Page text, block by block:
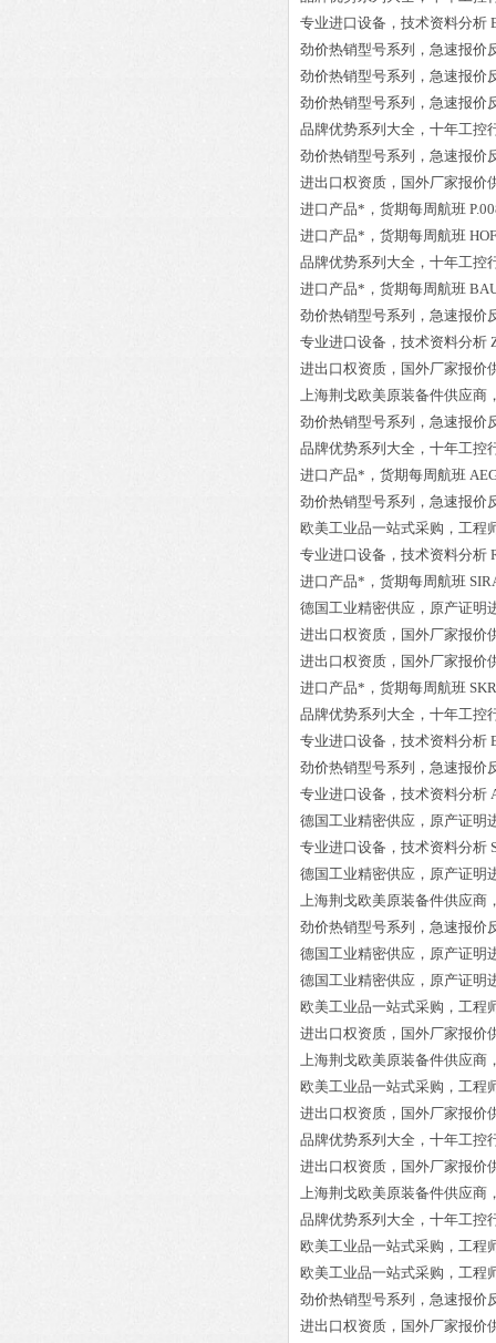
专业进口设备，技术资料分析
劲价热销型号系列，急速报价
劲价热销型号系列，急速报价
劲价热销型号系列，急速报价
品牌优势系列大全，十年工控
劲价热销型号系列，急速报价
进出口权资质，国外厂家报价
进口产品*，货期每周航班
进口产品*，货期每周航班
品牌优势系列大全，十年工控
进口产品*，货期每周航班
劲价热销型号系列，急速报价
专业进口设备，技术资料分析
进出口权资质，国外厂家报价
上海荆戈欧美原装备件供应商
劲价热销型号系列，急速报价
品牌优势系列大全，十年工控
进口产品*，货期每周航班
劲价热销型号系列，急速报价
欧美工业品一站式采购，工程
专业进口设备，技术资料分析
进口产品*，货期每周航班
德国工业精密供应，原产证明
进出口权资质，国外厂家报价
进出口权资质，国外厂家报价
进口产品*，货期每周航班
品牌优势系列大全，十年工控
专业进口设备，技术资料分析
劲价热销型号系列，急速报价
专业进口设备，技术资料分析
德国工业精密供应，原产证明
专业进口设备，技术资料分析
德国工业精密供应，原产证明
上海荆戈欧美原装备件供应商
劲价热销型号系列，急速报价
德国工业精密供应，原产证明
德国工业精密供应，原产证明
欧美工业品一站式采购，工程
进出口权资质，国外厂家报价
上海荆戈欧美原装备件供应商
欧美工业品一站式采购，工程
进出口权资质，国外厂家报价
品牌优势系列大全，十年工控
进出口权资质，国外厂家报价
上海荆戈欧美原装备件供应商
品牌优势系列大全，十年工控
欧美工业品一站式采购，工程
欧美工业品一站式采购，工程
劲价热销型号系列，急速报价
进出口权资质，国外厂家报价